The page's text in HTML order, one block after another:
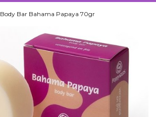
Body Bar Bahama Papaya 70gr